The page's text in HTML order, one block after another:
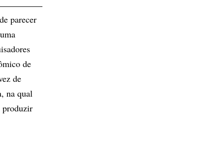
parecer
de
de
na qual
produzir